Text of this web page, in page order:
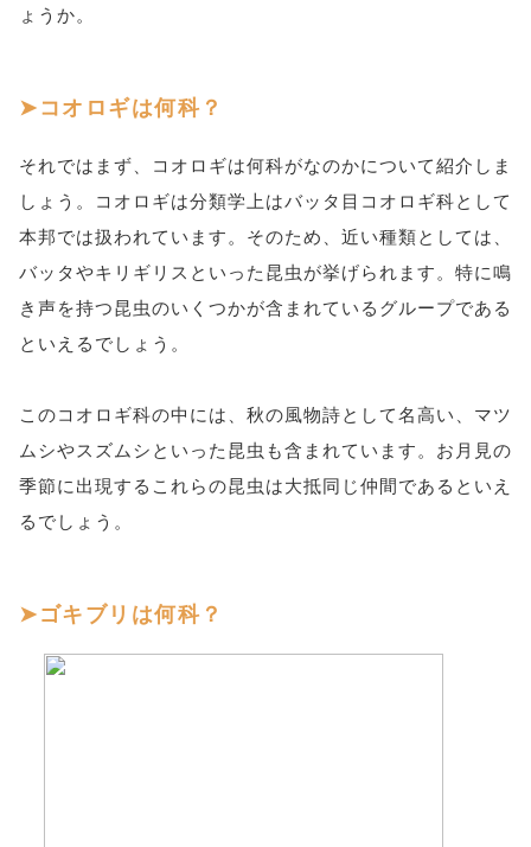
ょうか。
コオロギは何科？
それではまず、コオロギは何科がなのかについて紹介しま
しょう。コオロギは分類学上はバッタ目コオロギ科として
本邦では扱われています。そのため、近い種類としては、
バッタやキリギリスといった昆虫が挙げられます。特に鳴
き声を持つ昆虫のいくつかが含まれているグループである
といえるでしょう。
このコオロギ科の中には、秋の風物詩として名高い、マツ
ムシやスズムシといった昆虫も含まれています。お月見の
季節に出現するこれらの昆虫は大抵同じ仲間であるといえ
るでしょう。
ゴキブリは何科？